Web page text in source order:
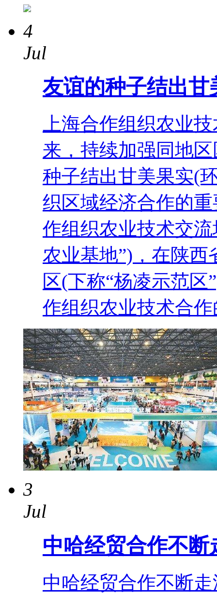
4
Jul
友谊的种子结出
上海合作组织农业
来，持续加强同
种子结出甘美果实
织区域经济合作的
作组织农业技术交
农业基地”)，在陕
区(下称“杨凌示范
作组织农业技术合作
3
Jul
中哈经贸合作不断
中哈经贸合作不断